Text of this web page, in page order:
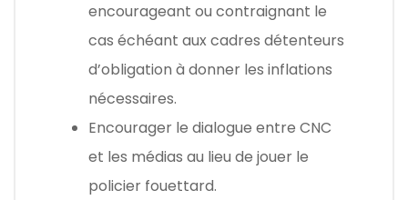
encourageant ou contraignant le
cas échéant aux cadres détenteurs
d’obligation à donner les inflations
nécessaires.
Encourager le dialogue entre CNC
et les médias au lieu de jouer le
policier fouettard.